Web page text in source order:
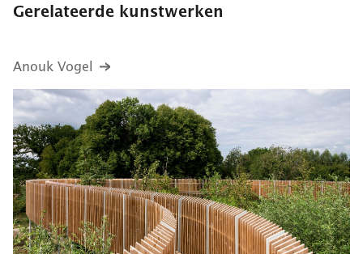
Gerelateerde kunstwerken
Anouk Vogel